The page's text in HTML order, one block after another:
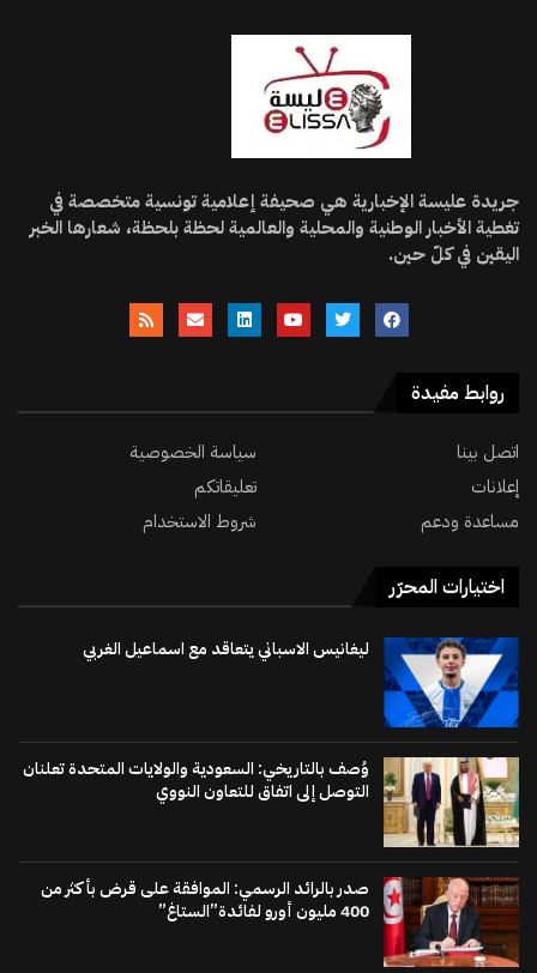
جريدة عليسة الإخبارية هي صحيفة إعلامية تونسية متخصصة في
تغطية الأخبار الوطنية والمحلية والعالمية لحظة بلحظة، شعارها الخبر
اليقين في كلّ حين.
روابط مفيدة
اتصل بينا
سياسة الخصوصية
إعلانات
تعليقاتكم
مساعدة ودعم
شروط الاستخدام
اختيارات المحرّر
ليغانيس الاسباني يتعاقد مع اسماعيل الغربي
وُصف بالتاريخي: السعودية والولايات المتحدة تعلنان
التوصل إلى اتفاق للتعاون النووي
صدر بالرائد الرسمي: الموافقة على قرض بأكثر من
400 مليون أورو لفائدة”الستاغ”